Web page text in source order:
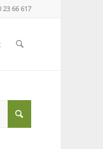
23 66 617